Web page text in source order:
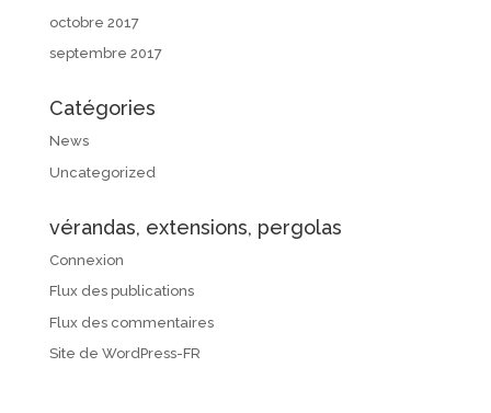
octobre 2017
septembre 2017
Catégories
News
Uncategorized
vérandas, extensions, pergolas
Connexion
Flux des publications
Flux des commentaires
Site de WordPress-FR